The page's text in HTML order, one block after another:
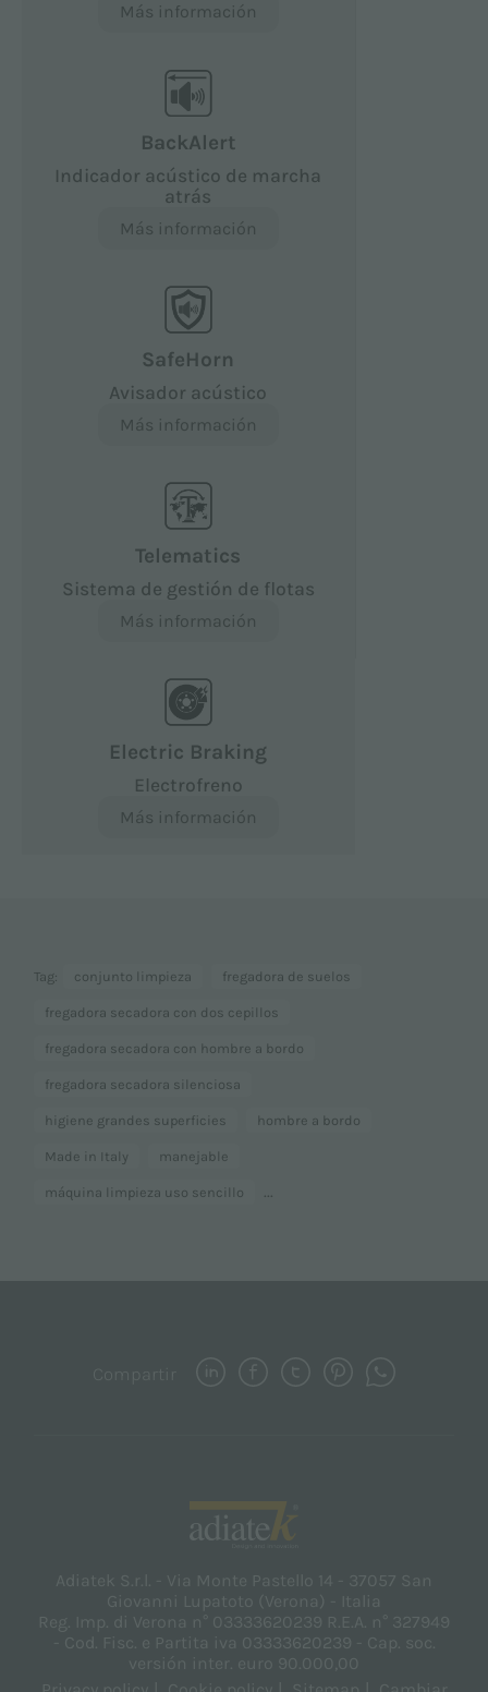
Más información
BackAlert
Indicador acústico de marcha
atrás
Más información
SafeHorn
Avisador acústico
Más información
Telematics
Sistema de gestión de flotas
Más información
Electric Braking
Electrofreno
Más información
Tag: conjunto limpieza fregadora de suelos
fregadora secadora con dos cepillos
fregadora secadora con hombre a bordo
fregadora secadora silenciosa
higiene grandes superficies hombre a bordo
Made in Italy manejable
máquina limpieza uso sencillo ...